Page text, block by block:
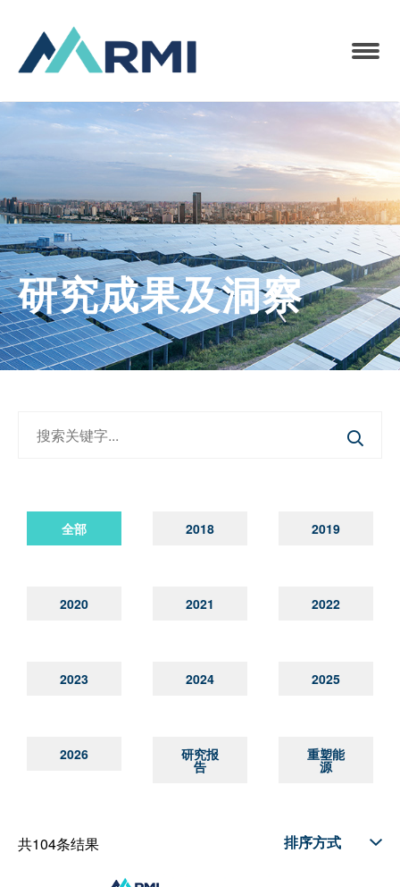
研究成果及洞察
全部 2018 2019
2020 2021 2022
2023 2024 2025
2026 研究报
告
重塑能
源
共104条结果